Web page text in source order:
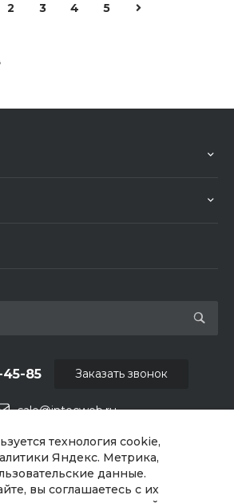
технология cookie,
Яндекс. Метрика,
данные.
вы соглашаетесь с их
2 3 4 5
sale@intecweb.ru
45-85
ул. Люсиновская, д. 39
Заказать звонок